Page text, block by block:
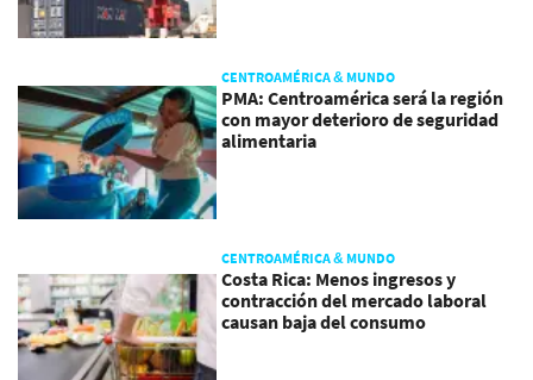
CENTROAMÉRICA & MUNDO
PMA: Centroamérica será la región
con mayor deterioro de seguridad
alimentaria
CENTROAMÉRICA & MUNDO
Costa Rica: Menos ingresos y
contracción del mercado laboral
causan baja del consumo